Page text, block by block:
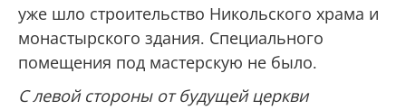
уже шло строительство Никольского храма и
монастырского здания. Специального
помещения под мастерскую не было.
С левой стороны от будущей церкви